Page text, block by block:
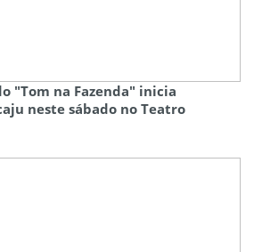
"Tom na Fazenda" inicia
neste sábado no Teatro